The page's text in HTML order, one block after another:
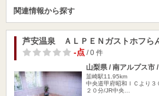
関連情報から探す
芦安温泉 ＡＬＰＥＮガストホフら
-点/ 0 件
山梨県 / 南アルプス市
韮崎駅11.95km
中央道甲府昭和ＩＣより３
２０分/JR中央…